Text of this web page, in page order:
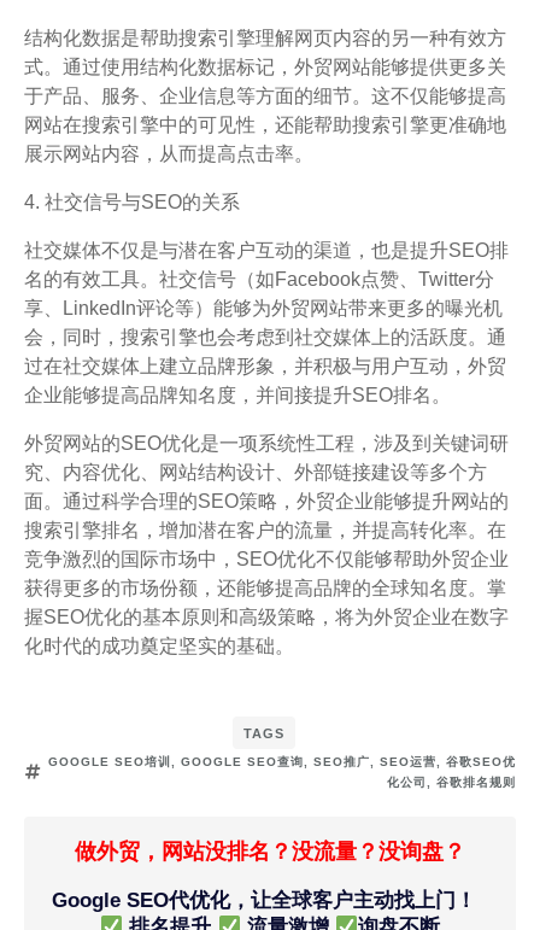
结构化数据是帮助搜索引擎理解网页内容的另一种有效方
式。通过使用结构化数据标记，外贸网站能够提供更多关
于产品、服务、企业信息等方面的细节。这不仅能够提高
网站在搜索引擎中的可见性，还能帮助搜索引擎更准确地
展示网站内容，从而提高点击率。
4. 社交信号与SEO的关系
社交媒体不仅是与潜在客户互动的渠道，也是提升SEO排
名的有效工具。社交信号（如Facebook点赞、Twitter分
享、LinkedIn评论等）能够为外贸网站带来更多的曝光机
会，同时，搜索引擎也会考虑到社交媒体上的活跃度。通
过在社交媒体上建立品牌形象，并积极与用户互动，外贸
企业能够提高品牌知名度，并间接提升SEO排名。
外贸网站的SEO优化是一项系统性工程，涉及到关键词研
究、内容优化、网站结构设计、外部链接建设等多个方
面。通过科学合理的SEO策略，外贸企业能够提升网站的
搜索引擎排名，增加潜在客户的流量，并提高转化率。在
竞争激烈的国际市场中，SEO优化不仅能够帮助外贸企业
获得更多的市场份额，还能够提高品牌的全球知名度。掌
握SEO优化的基本原则和高级策略，将为外贸企业在数字
化时代的成功奠定坚实的基础。
TAGS
GOOGLE SEO培训 GOOGLE SEO查询 SEO推广 SEO运营
谷歌SEO优
化公司
谷歌排名规则
做外贸，网站没排名？没流量？没询盘？
Google SEO代优化，让全球客户主动找上门！